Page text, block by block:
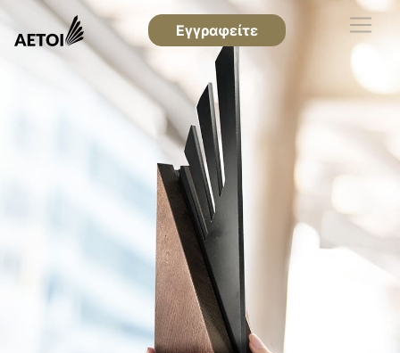
Εγγραφείτε